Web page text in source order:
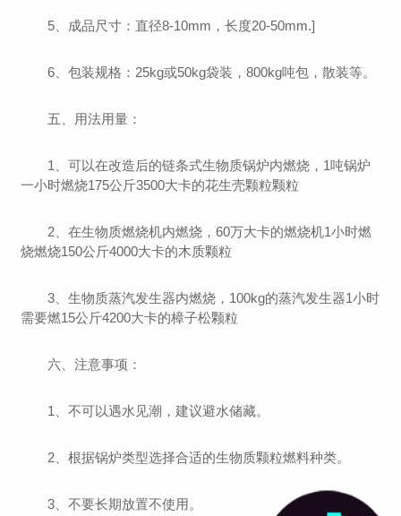
5、成品尺寸：直径8-10mm，长度20-50mm.]
6、包装规格：25kg或50kg袋装，800kg吨包，散装等。
五、用法用量：
1、可以在改造后的链条式生物质锅炉内燃烧，1吨锅炉
一小时燃烧175公斤3500大卡的花生壳颗粒颗粒
2、在生物质燃烧机内燃烧，60万大卡的燃烧机1小时燃
烧燃烧150公斤4000大卡的木质颗粒
3、生物质蒸汽发生器内燃烧，100kg的蒸汽发生器1小时
需要燃15公斤4200大卡的樟子松颗粒
六、注意事项：
1、不可以遇水见潮，建议避水储藏。
2、根据锅炉类型选择合适的生物质颗粒燃料种类。
3、不要长期放置不使用。